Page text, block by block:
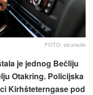
FOTO: sicurauto
je jednog Bečliju
Otakring. Policijska
Kirhšteterngase pod